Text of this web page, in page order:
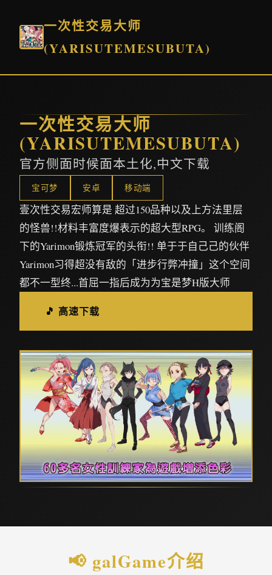
一次性交易大师
(YARISUTEMESUBUTA)
一次性交易大师
(YARISUTEMESUBUTA)
官方侧面时候面本土化,中文下载
宝可梦 安卓 移动端
壹次性交易宏师算是 超过150品种以及上方法里层
的怪兽!!材料丰富度爆表示的超大型RPG。 训练阁
下的Yarimon锻炼冠军的头衔!! 单于于自己己的伙伴
Yarimon习得超没有敌的「进步行弊冲撞」这个空间
都不一型终...首屈一指后成为为宝是梦H版大师
🎵 高速下载
📢 galGame介绍